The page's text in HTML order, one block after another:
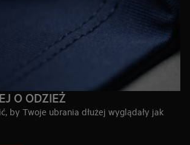
O ODZIEŻ
by Twoje ubrania dłużej wyglądały jak